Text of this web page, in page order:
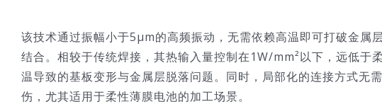
该技术通过振幅小于5μm的高频振动，无需依赖高温即可打破金属
结合。相较于传统焊接，其热输入量控制在1W/mm²以下，远低于
温导致的基板变形与金属层脱落问题。同时，局部化的连接方式无
伤，尤其适用于柔性薄膜电池的加工场景。